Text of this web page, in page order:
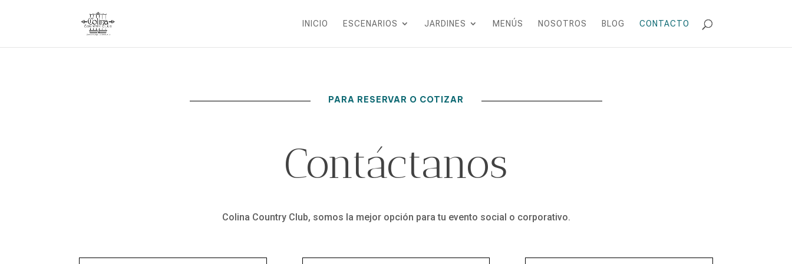
INICIO ESCENARIOS JARDINES MENÚS NOSOTROS BLOG CONTACTO
PARA RESERVAR O COTIZAR
Contáctanos
Colina Country Club, somos la mejor opción para tu evento social o corporativo.